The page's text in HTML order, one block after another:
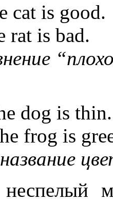
cat is good.
rat is bad.
dog is thin.
frog is